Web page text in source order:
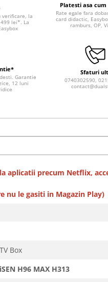
verificare, la
lei*. La
Platesti asa
Rate egale fara
card didactic,
ramburs, OP,
Garantie
12 luni
Sfaturi
0740302590,
aplicatii precum Netflix,
nu le gasiti in Magazin Play)
TV Box
iSEN H96 MAX H313